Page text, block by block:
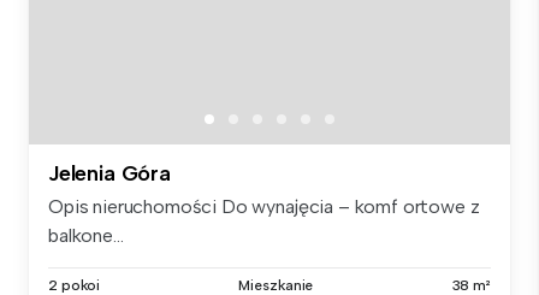
Jelenia Góra
Opis nieruchomości Do wynajęcia – komf ortowe z
balkone...
2 pokoi Mieszkanie 38 m²